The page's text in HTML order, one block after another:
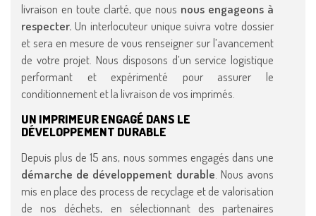
livraison en toute clarté, que nous nous engageons à
respecter. Un interlocuteur unique suivra votre dossier
et sera en mesure de vous renseigner sur l’avancement
de votre projet. Nous disposons d’un service logistique
performant et expérimenté pour assurer le
conditionnement et la livraison de vos imprimés.
UN IMPRIMEUR ENGAGÉ DANS LE
DÉVELOPPEMENT DURABLE
Depuis plus de 15 ans, nous sommes engagés dans une
démarche de développement durable . Nous avons
mis en place des process de recyclage et de valorisation
de nos déchets, en sélectionnant des partenaires